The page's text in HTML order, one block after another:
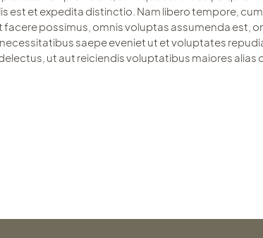
est et expedita distinctio. Nam libero tempore,
possimus, omnis voluptas assumenda est,
saepe eveniet ut et voluptates
ut aut reiciendis voluptatibus maiores